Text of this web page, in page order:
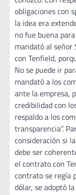
obligaciones con
la idea era
no fue buena
mandató al señor
con Tenfield,
No se puede ir
mandató a los
ante la empresa,
credibilidad con
respaldo a los
transparencia”.
consideración si
debe ser
el contrato con
contrato se regía
dólar, se adoptó